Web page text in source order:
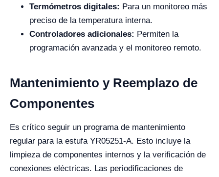
Termómetros digitales: Para un monitoreo más
preciso de la temperatura interna.
Controladores adicionales: Permiten la
programación avanzada y el monitoreo remoto.
Mantenimiento y Reemplazo de
Componentes
Es crítico seguir un programa de mantenimiento
regular para la estufa YR05251-A. Esto incluye la
limpieza de componentes internos y la verificación de
conexiones eléctricas. Las periodificaciones de